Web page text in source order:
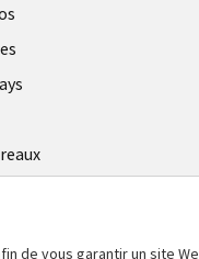
presse
de vous garantir un site